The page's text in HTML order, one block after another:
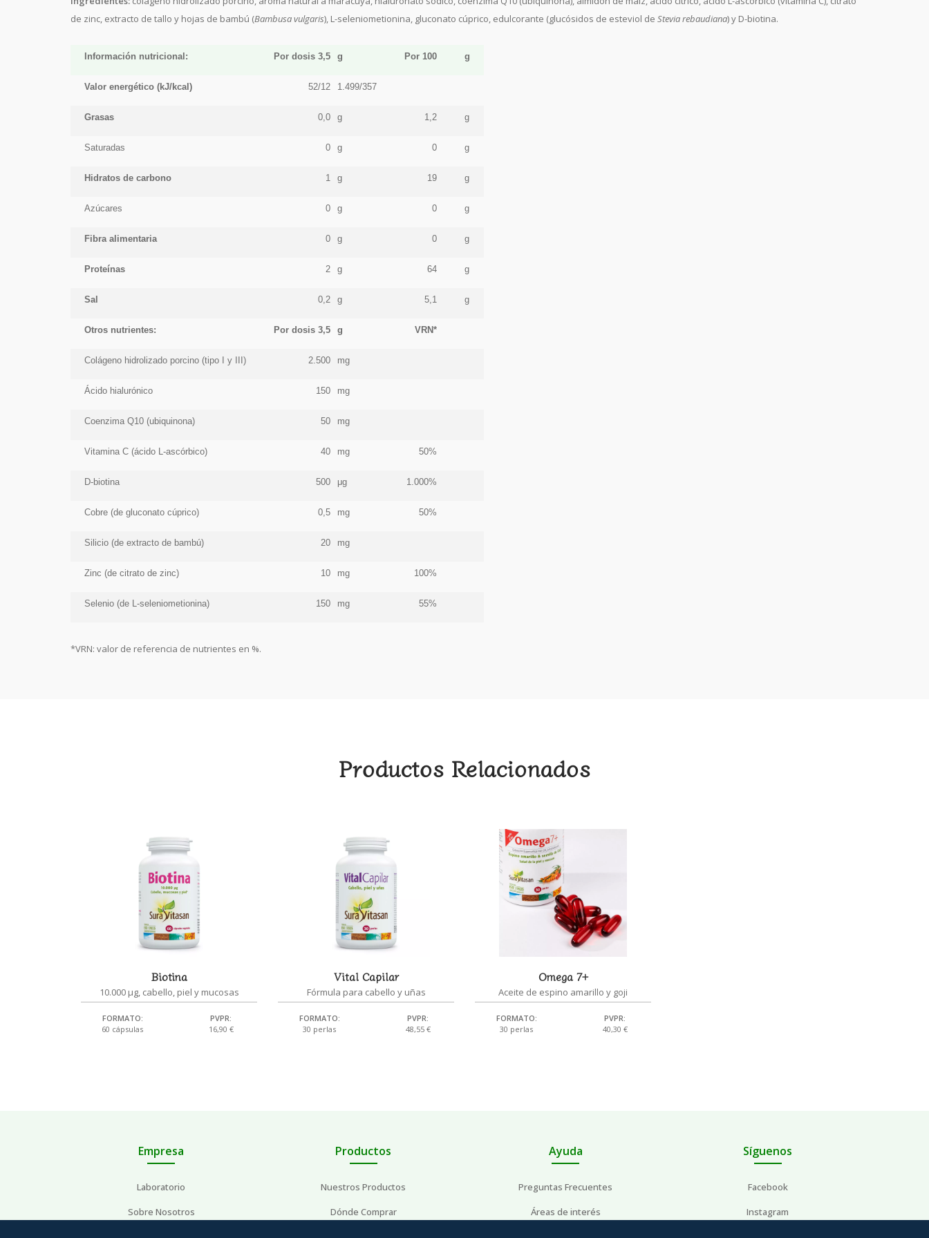
de zinc, extracto de tallo y hojas de bambú (Bambusa vulgaris), L-seleniometionina, gluconato cúprico, edulcorante (glucósidos de esteviol de Stevia rebaudiana) y D-biotina.
Información nutricional: Por dosis 3,5 g Por 100 g
Valor energético (kJ/kcal) 52/12 1.499/357
Grasas 0,0 g 1,2 g
Saturadas 0 g 0 g
Hidratos de carbono 1 g 19 g
Azúcares 0 g 0 g
Fibra alimentaria 0 g 0 g
Proteínas 2 g 64 g
Sal 0,2 g 5,1 g
Otros nutrientes: Por dosis 3,5 g VRN*
Colágeno hidrolizado porcino (tipo I y III) 2.500 mg
Ácido hialurónico 150 mg
Coenzima Q10 (ubiquinona) 50 mg
Vitamina C (ácido L-ascórbico) 40 mg 50%
D-biotina 500 μg 1.000%
Cobre (de gluconato cúprico) 0,5 mg 50%
Silicio (de extracto de bambú) 20 mg
Zinc (de citrato de zinc) 10 mg 100%
Selenio (de L-seleniometionina) 150 mg 55%
*VRN: valor de referencia de nutrientes en %.
Productos Relacionados
Biotina
10.000 μg, cabello, piel y mucosas
FORMATO:
60 cápsulas
PVPR:
16,90 €
Vital Capilar
Fórmula para cabello y uñas
FORMATO:
30 perlas
PVPR:
48,55 €
Omega 7+
Aceite de espino amarillo y goji
FORMATO:
30 perlas
PVPR:
40,30 €
Empresa
Laboratorio
Sobre Nosotros
Productos
Nuestros Productos
Dónde Comprar
Ayuda
Preguntas Frecuentes
Áreas de interés
Síguenos
Facebook
Instagram